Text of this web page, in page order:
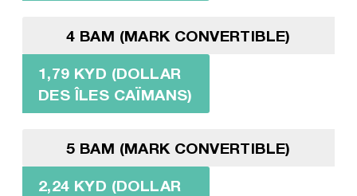
4 BAM (MARK CONVERTIBLE)
1,79 KYD (DOLLAR
DES ÎLES CAÏMANS)
5 BAM (MARK CONVERTIBLE)
2,24 KYD (DOLLAR